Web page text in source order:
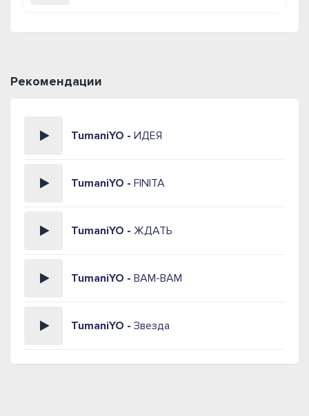
Рекомендации
TumaniYO - ИДЕЯ
TumaniYO - FINITA
TumaniYO - ЖДАТЬ
TumaniYO - BAM-BAM
TumaniYO - Звезда